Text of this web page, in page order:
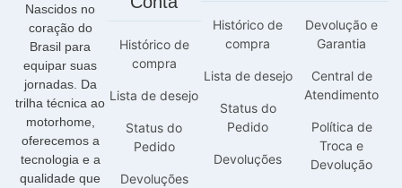
Nascidos no
coração do
Brasil para
equipar suas
jornadas. Da
trilha técnica ao
motorhome,
oferecemos a
tecnologia e a
qualidade que
Histórico de
compra
Lista de desejo
Status do
Pedido
Devoluções
Histórico de
compra
Lista de desejo
Status do
Pedido
Devoluções
Devolução e
Garantia
Central de
Atendimento
Política de
Troca e
Devolução